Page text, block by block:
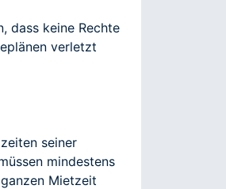
dass keine Rechte
verletzt
seiner
mindestens
Mietzeit